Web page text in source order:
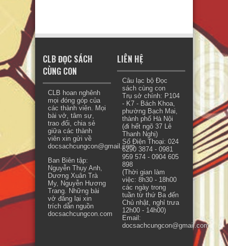
CLB ĐỌC SÁCH
CÙNG CON
CLB hoan nghênh
mọi đóng góp của
các thành viên. Mọi
bài vở, tâm sự,
trao đổi, chia sẻ
giữa các thành
viên xin gửi về
docsachcungcon@gmail.com.
Ban Biên tập:
Nguyễn Thụy Anh,
Dương Xuân Trà
My, Nguyễn Hương
Trang. Những bài
vở đăng lại xin
trích dẫn nguồn
docsachcungcon.com
LIÊN HỆ
Câu lạc bộ Đọc
sách cùng con
Trụ sở chính: P104
- K7 - Bách Khoa,
phường Bạch Mai,
thành phố Hà Nội
(đi hết ngõ 37 Lê
Thanh Nghị)
Số Điện Thoại: 024
6290 3874 - 0981
959 574 - 0904 605
898
(Thời gian làm
việc: 8h30 - 18h00
các ngày trong
tuần từ thứ Ba đến
Chủ nhật, nghỉ trưa
12h00 - 14h00)
Email:
docsachcungcon@gmail.com